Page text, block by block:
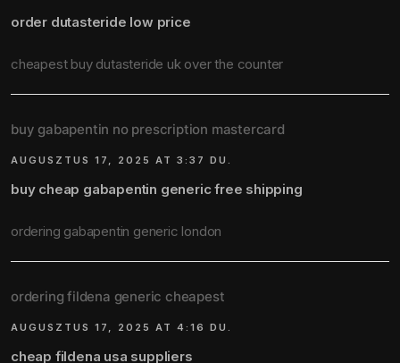
order dutasteride low price
cheapest buy dutasteride uk over the counter
buy gabapentin no prescription mastercard
AUGUSZTUS 17, 2025 AT 3:37 DU.
buy cheap gabapentin generic free shipping
ordering gabapentin generic london
ordering fildena generic cheapest
AUGUSZTUS 17, 2025 AT 4:16 DU.
cheap fildena usa suppliers